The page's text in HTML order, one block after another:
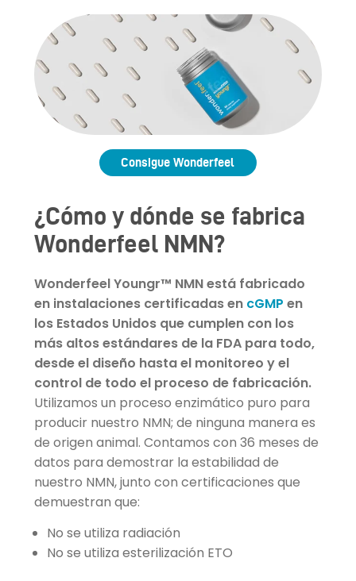
Consigue Wonderfeel
¿Cómo y dónde se fabrica
Wonderfeel NMN?
Wonderfeel Youngr™ NMN está fabricado
en instalaciones certificadas en cGMP en
los Estados Unidos que cumplen con los
más altos estándares de la FDA para todo,
desde el diseño hasta el monitoreo y el
control de todo el proceso de fabricación.
Utilizamos un proceso enzimático puro para
producir nuestro NMN; de ninguna manera es
de origen animal. Contamos con 36 meses de
datos para demostrar la estabilidad de
nuestro NMN, junto con certificaciones que
demuestran que:
No se utiliza radiación
No se utiliza esterilización ETO